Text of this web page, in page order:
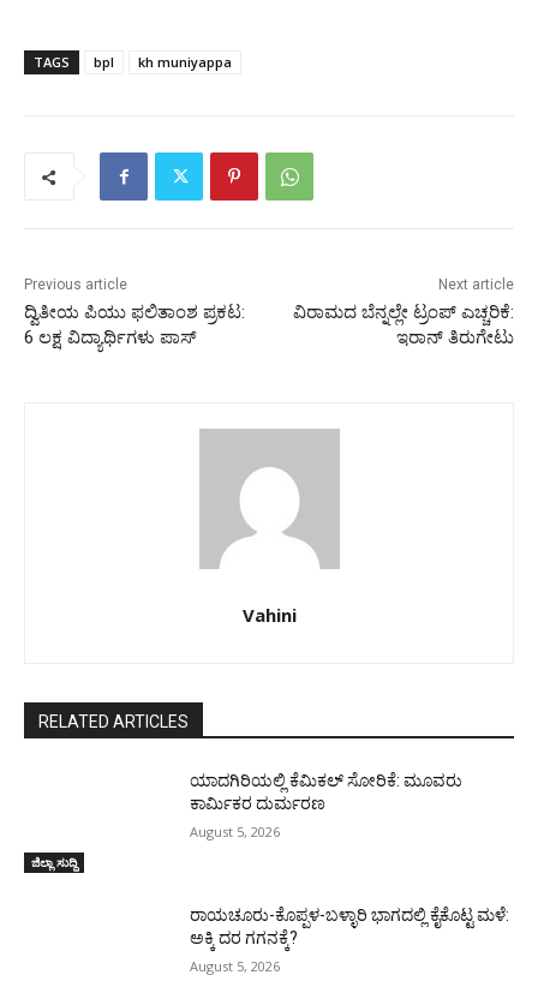
TAGS bpl kh muniyappa
Previous article
ದ್ವಿತೀಯ ಪಿಯು ಫಲಿತಾಂಶ ಪ್ರಕಟ:
6 ಲಕ್ಷ ವಿದ್ಯಾರ್ಥಿಗಳು ಪಾಸ್
Next article
ವಿರಾಮದ ಬೆನ್ನಲ್ಲೇ ಟ್ರಂಪ್ ಎಚ್ಚರಿಕೆ:
ಇರಾನ್ ತಿರುಗೇಟು
Vahini
RELATED ARTICLES
ಜಿಲ್ಲಾ ಸುದ್ದಿ
ಯಾದಗಿರಿಯಲ್ಲಿ ಕೆಮಿಕಲ್ ಸೋರಿಕೆ: ಮೂವರು
ಕಾರ್ಮಿಕರ ದುರ್ಮರಣ
August 5, 2026
ರಾಯಚೂರು-ಕೊಪ್ಪಳ-ಬಳ್ಳಾರಿ ಭಾಗದಲ್ಲಿ ಕೈಕೊಟ್ಟ ಮಳೆ:
ಅಕ್ಕಿ ದರ ಗಗನಕ್ಕೆ?
August 5, 2026